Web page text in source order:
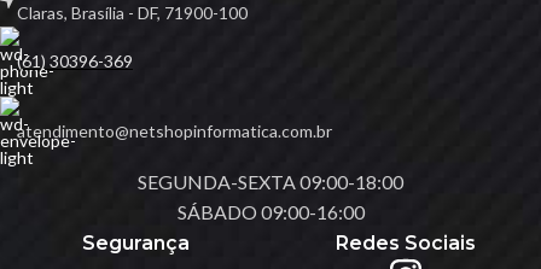
Claras, Brasília - DF, 71900-100
(61) 30396-369
atendimento@netshopinformatica.com.br
SEGUNDA-SEXTA 09:00-18:00
SÁBADO 09:00-16:00
Segurança
Redes Sociais